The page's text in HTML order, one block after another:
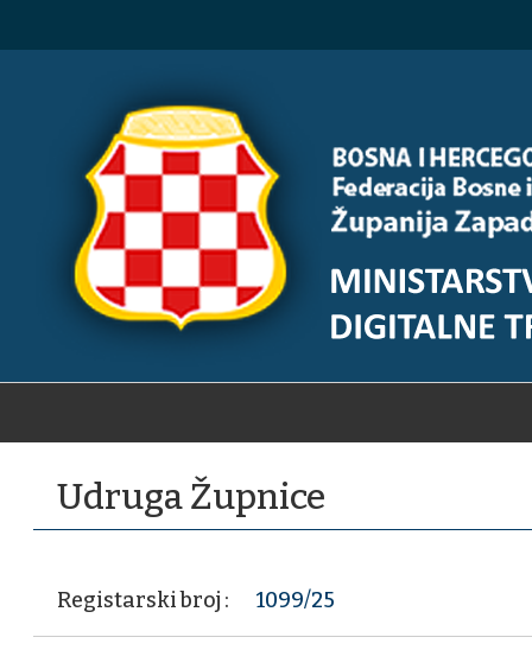
Udruga Župnice
Registarski broj : 1099/25